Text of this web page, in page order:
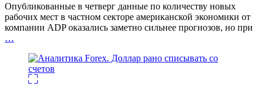
Опубликованные в четверг данные по количеству новых
рабочих мест в частном секторе американской экономики от
компании ADP оказались заметно сильнее прогнозов, но при
…